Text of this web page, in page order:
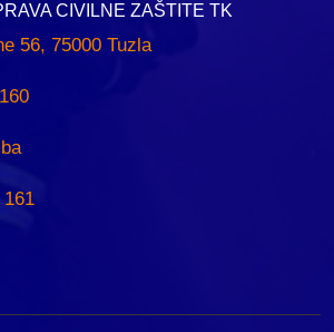
CIVILNE ZAŠTITE TK
56, 75000 Tuzla